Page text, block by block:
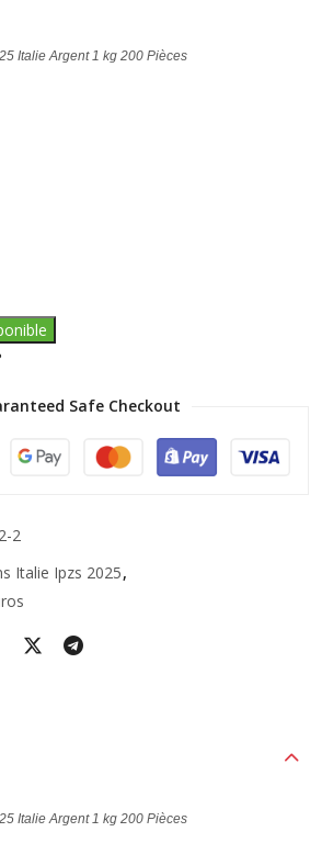
Italie Argent 1 kg 200 Pièces
Safe Checkout
2
Italie Ipzs 2025,
Italie Argent 1 kg 200 Pièces